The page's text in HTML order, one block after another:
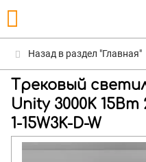
Назад в раздел "Главная"
Трековый
Unity 3000K 15Вт
1-15W3K-D-W